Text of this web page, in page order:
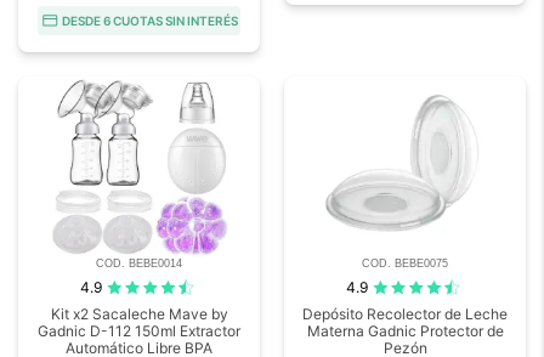
DESDE 6 CUOTAS SIN INTERÉS
COD. BEBE0014
4.9
Kit x2 Sacaleche Mave by
Gadnic D-112 150ml Extractor
Automático Libre BPA
COD. BEBE0075
4.9
Depósito Recolector de Leche
Materna Gadnic Protector de
Pezón